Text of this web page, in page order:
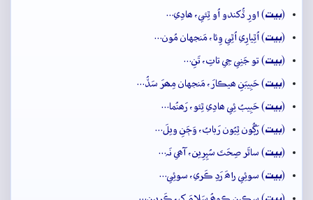
(بيت) اورِ ڏُکندو اُو ٿِئي، ھادِي…
(بيت) اُٿِيارِي اُٿِي وِئا، مَنجهان مُون…
(بيت) تو جَنِي جِي تاتِ، تَنِ…
(بيت) حَبِيبَنِ ھيڪارَ، مَنجهان مِھرَ سَڏُ…
(بيت) حَبِيبُ ئِي ھادِي ٿِئو، رَھنُما…
(بيت) رَڳُون ٿِيُون رَبابُ، وَڄَنِ ويلَ…
(بيت) ساٿَر صِحَتَ سُپِرِين، آھي نَہ…
(بيت) سوئِي راھَ رَدِ ڪَري، سوئِي…